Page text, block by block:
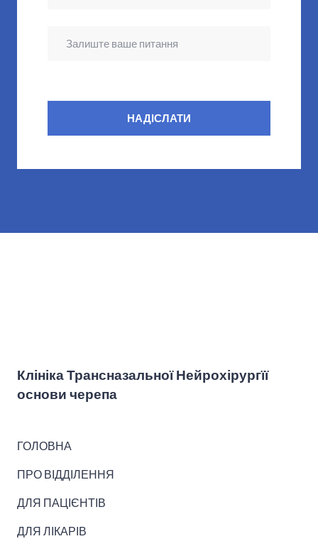
НАДІСЛАТИ
Клініка Трансназальної Нейрохірургїї
основи черепа
ГОЛОВНА
ПРО ВІДДІЛЕННЯ
ДЛЯ ПАЦІЄНТІВ
ДЛЯ ЛІКАРІВ